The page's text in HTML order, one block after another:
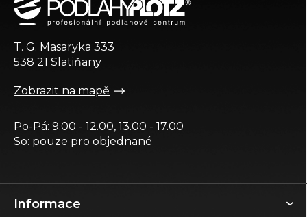
Informace
T. G. Masaryka 333
538 21 Slatiňany
Zobrazit na mapě
Po-Pá: 9.00 - 12.00, 13.00 - 17.00
So: pouze pro objednané